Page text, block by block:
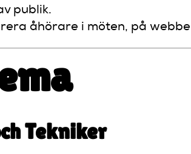
publik.
åhörare i möten, på
Tekniker